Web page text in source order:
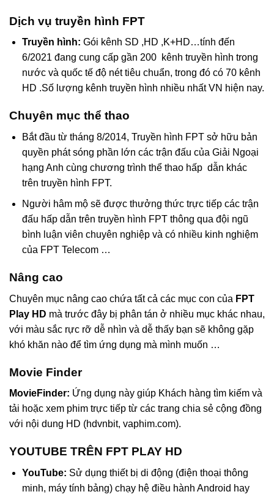
Dịch vụ truyền hình FPT
Truyền hình: Gói kênh SD ,HD ,K+HD…tính đến
6/2021 đang cung cấp gần 200 kênh truyền hình trong
nước và quốc tế độ nét tiêu chuẩn, trong đó có 70 kênh
HD .Số lượng kênh truyền hình nhiều nhất VN hiện nay.
Chuyên mục thể thao
Bắt đầu từ tháng 8/2014, Truyền hình FPT sở hữu bản
quyền phát sóng phần lớn các trận đấu của Giải Ngoại
hạng Anh cùng chương trình thể thao hấp dẫn khác
trên truyền hình FPT.
Người hâm mộ sẽ được thưởng thức trực tiếp các trận
đấu hấp dẫn trên truyền hình FPT thông qua đội ngũ
bình luận viên chuyên nghiệp và có nhiều kinh nghiệm
của FPT Telecom …
Nâng cao
Chuyên mục nâng cao chứa tất cả các mục con của FPT
Play HD mà trước đây bị phân tán ở nhiều mục khác nhau,
với màu sắc rực rỡ dễ nhìn và dễ thấy bạn sẽ không gặp
khó khăn nào để tìm ứng dụng mà mình muốn …
Movie Finder
MovieFinder: Ứng dụng này giúp Khách hàng tìm kiếm và
tải hoặc xem phim trực tiếp từ các trang chia sẻ cộng đồng
với nội dung HD (hdvnbit, vaphim.com).
YOUTUBE TRÊN FPT PLAY HD
YouTube: Sử dụng thiết bị di động (điện thoại thông
minh, máy tính bảng) chạy hệ điều hành Android hay